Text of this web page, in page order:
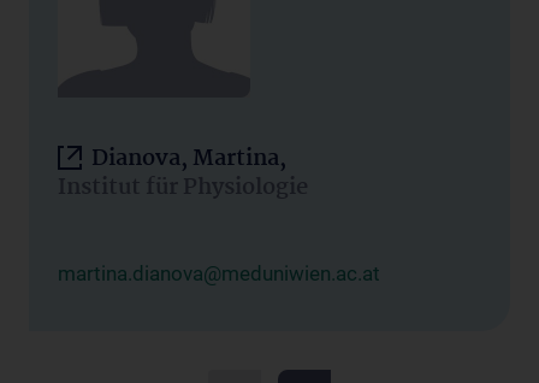
Dianova, Martina,
Institut für Physiologie
martina.dianova@meduniwien.ac.at